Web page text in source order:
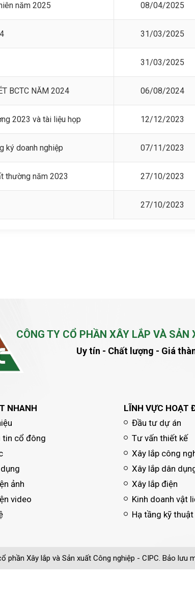
năm 2025 08/04/2025
31/03/2025
31/03/2025
BCTC NĂM 2024 06/08/2024
2023 và tài liệu họp 12/12/2023
ký doanh nghiệp 07/11/2023
thường năm 2023 27/10/2023
27/10/2023
CÔNG TY CỔ PHẦN XÂY LẮP VÀ SẢN
Uy tín - Chất lượng - Giá
NHANH
tin cổ đông
ảnh
video
LĨNH VỰC HOẠT
Đầu tư dự án
Tư vấn thiết kế
Xây lắp công
Xây lắp dân
Xây lắp điện
Kinh doanh vật
Hạ tầng kỹ thuật
phần Xây lắp và Sản xuất Công nghiệp - CIPC. Bảo lưu